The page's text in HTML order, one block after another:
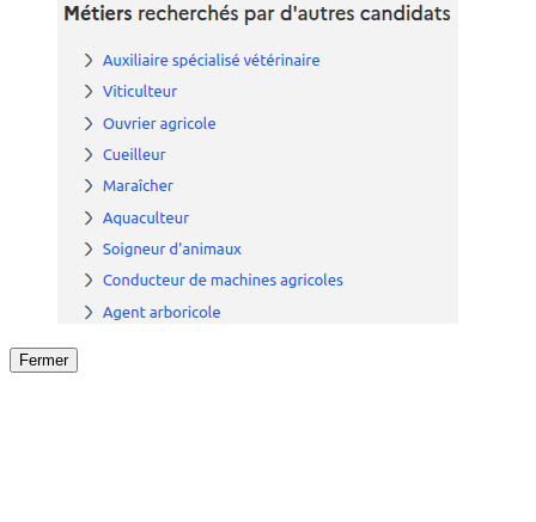
Fermer